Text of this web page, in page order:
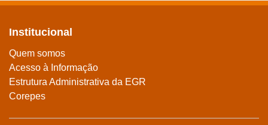
Institucional
Quem somos
Acesso à Informação
Estrutura Administrativa da EGR
Corepes